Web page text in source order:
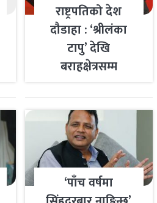
राष्ट्रपतिको देश
दौडाहा : ‘श्रीलंका
टापु’ देखि
बराहक्षेत्रसम्म
‘पाँच वर्षमा